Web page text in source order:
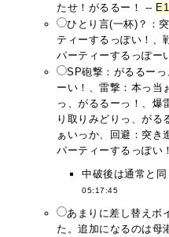
たせ！がるるー！ --
ひとり言(一杯)？：
ティーするっぽい！、
パーティーするっぽー
SP砲撃：がるるー
ーい！、雷撃：本っ
っ、がるるーっ！、
り取りみどりっ、がる
ぁいっか、回避：突き
パーティーするっぽい
中破後は通常と
05:17:45
あまりに差し替えボ
た。追加になるのは母